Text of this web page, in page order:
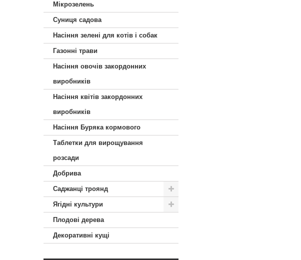
Мікрозелень
Суниця садова
Насіння зелені для котів і собак
Газонні трави
Насіння овочів закордонних
виробників
Насіння квітів закордонних
виробників
Насіння Буряка кормового
Таблетки для вирощування
розсади
Добрива
Саджанці троянд
Ягідні культури
Плодові дерева
Декоративні кущі